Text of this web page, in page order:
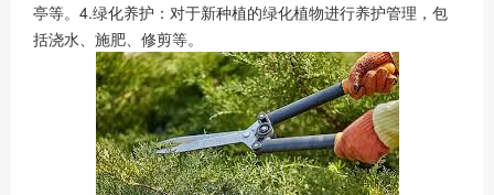
亭等。4.绿化养护：对于新种植的绿化植物进行养护管理，包
括浇水、施肥、修剪等。